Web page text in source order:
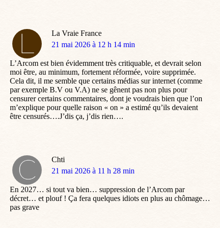
La Vraie France
dit
21 mai 2026 à 12 h 14 min
L’Arcom est bien évidemment très critiquable, et devrait selon
moi être, au minimum, fortement réformée, voire supprimée.
Cela dit, il me semble que certains médias sur internet (comme
par exemple B.V ou V.A) ne se gênent pas non plus pour
censurer certains commentaires, dont je voudrais bien que l’on
m’explique pour quelle raison « on » a estimé qu’ils devaient
être censurés….J’dis ça, j’dis rien….
Chti
dit
21 mai 2026 à 11 h 28 min
En 2027… si tout va bien… suppression de l’Arcom par
décret… et plouf ! Ça fera quelques idiots en plus au chômage…
pas grave